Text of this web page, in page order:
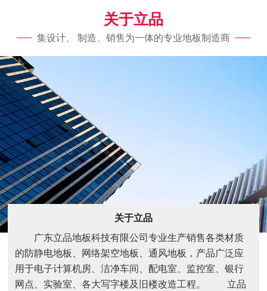
关于立品
集设计、 制造、销售为一体的专业地板制造商
关于立品
广东立品地板科技有限公司专业生产销售各类材质
的防静电地板、网络架空地板、通风地板，产品广泛应
用于电子计算机房、洁净车间、配电室、监控室、银行
网点、实验室、各大写字楼及旧楼改造工程。 立品